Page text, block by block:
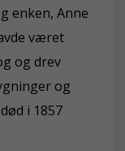
enken, Anne
været
og drev
og
i 1857